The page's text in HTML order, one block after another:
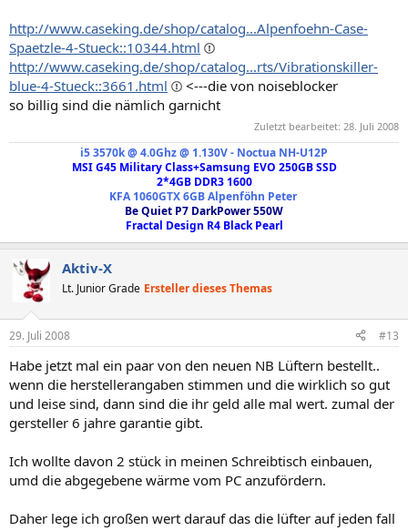
http://www.caseking.de/shop/catalog...Alpenfoehn-Case-
Spaetzle-4-Stueck::10344.html
http://www.caseking.de/shop/catalog...rts/Vibrationskiller-
blue-4-Stueck::3661.html
<---die von noiseblocker
so billig sind die nämlich garnicht
Zuletzt bearbeitet: 28. Juli 2008
i5 3570k @ 4.0Ghz @ 1.130V - Noctua NH-U12P
MSI G45 Military Class+Samsung EVO 250GB SSD
2*4GB DDR3 1600
KFA 1060GTX 6GB Alpenföhn Peter
Be Quiet P7 DarkPower 550W
Fractal Design R4 Black Pearl
Aktiv-X
Lt. Junior Grade Ersteller dieses Themas
29. Juli 2008 #13
Habe jetzt mal ein paar von den neuen NB Lüftern bestellt..
wenn die herstellerangaben stimmen und die wirklich so gut
und leise sind, dann sind die ihr geld alle mal wert. zumal der
gersteller 6 jahre garantie gibt.
Ich wollte davon 2 stück in meinen Schreibtisch einbauen,
umd die abgegebene wärme vom PC anzufördern.
Daher lege ich großen wert darauf das die lüfter auf jeden fall